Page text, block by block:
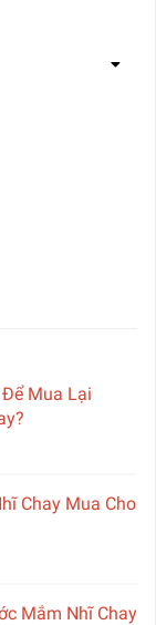
Mua Lại
Chay Mua Cho
Mắm Nhĩ Chay